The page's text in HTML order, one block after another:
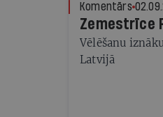
Komentārs
Zemestrīce
Vēlēšanu
Latvijā